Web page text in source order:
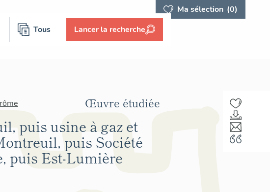
Ma sélection (0)
Tous Lancer la recherche
puis usine à gaz et
puis Société
puis Est-Lumière
Œuvre étudiée